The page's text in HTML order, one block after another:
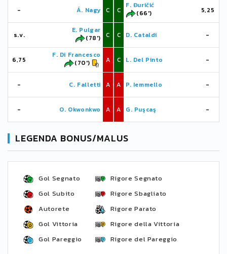
- Á. Nagy C
s.v.
E. Pulgar
(78')
C
6,75
F. Di Francesco
(70')
A
- C. Falletti A
- O. Okwonkwo A
C
F. Đuričić
(66')
5,25
C D. Cataldi -
C L. Del Pinto -
A P. Iemmello -
A G. Puşcaş -
LEGENDA BONUS/MALUS
Gol Segnato
Gol Subito
Autorete
Gol Vittoria
Gol Pareggio
Rigore Segnato
Rigore Sbagliato
Rigore Parato
Rigore della Vittoria
Rigore del Pareggio